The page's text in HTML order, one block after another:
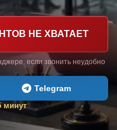
НЕ ХВАТАЕТ
если звонить неудобно
Telegram
минут